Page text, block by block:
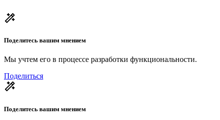
Поделитесь вашим мнением
Мы учтем его в процессе разработки функциональности.
Поделиться
Поделитесь вашим мнением